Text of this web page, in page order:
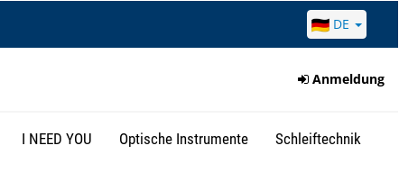
DE
Anmeldung
I NEED YOU Optische Instrumente Schleiftechnik